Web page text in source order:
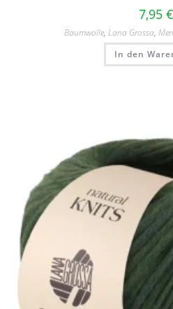
7,95 €
Baumwolle, Lana Grossa,
In den